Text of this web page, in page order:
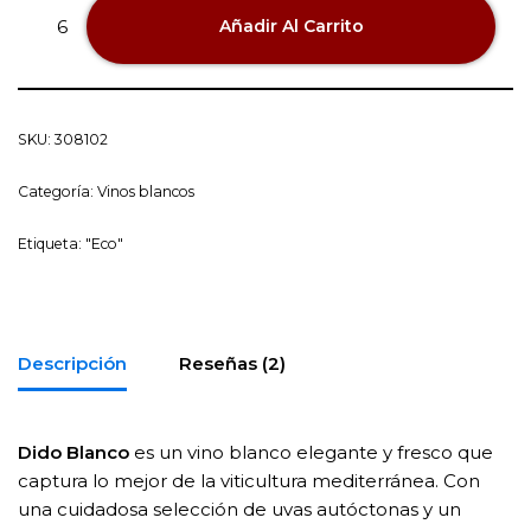
Añadir Al Carrito
SKU: 308102
Categoría: Vinos blancos
Etiqueta: "Eco"
Descripción Reseñas (2)
Dido Blanco es un vino blanco elegante y fresco que
captura lo mejor de la viticultura mediterránea. Con
una cuidadosa selección de uvas autóctonas y un